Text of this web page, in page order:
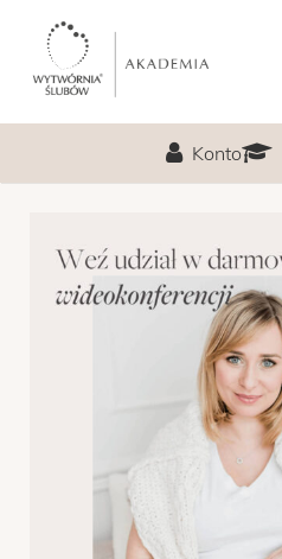
LEKCJA PRÓBNA
O MNIE
Konto